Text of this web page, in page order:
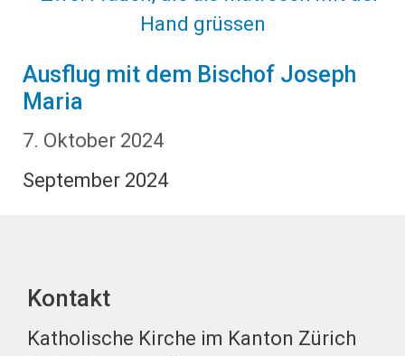
Ausflug mit dem Bischof Joseph
Maria
7. Oktober 2024
September 2024
Kontakt
Katholische Kirche im Kanton Zürich